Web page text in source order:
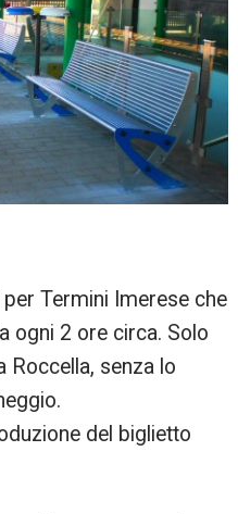
Termini Imerese che
ogni 2 ore circa. Solo
Roccella, senza lo
del biglietto